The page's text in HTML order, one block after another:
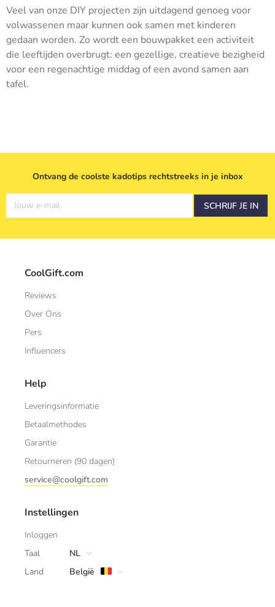
Veel van onze DIY projecten zijn uitdagend genoeg voor
volwassenen maar kunnen ook samen met kinderen
gedaan worden. Zo wordt een bouwpakket een activiteit
die leeftijden overbrugt: een gezellige, creatieve bezigheid
voor een regenachtige middag of een avond samen aan
tafel.
Ontvang de coolste kadotips rechtstreeks in je inbox
Jouw e-mail SCHRIJF JE IN
CoolGift.com
Reviews
Over Ons
Pers
Influencers
Help
Leveringsinformatie
Betaalmethodes
Garantie
Retourneren (90 dagen)
service@coolgift.com
Instellingen
Inloggen
Taal
NL
Land
België